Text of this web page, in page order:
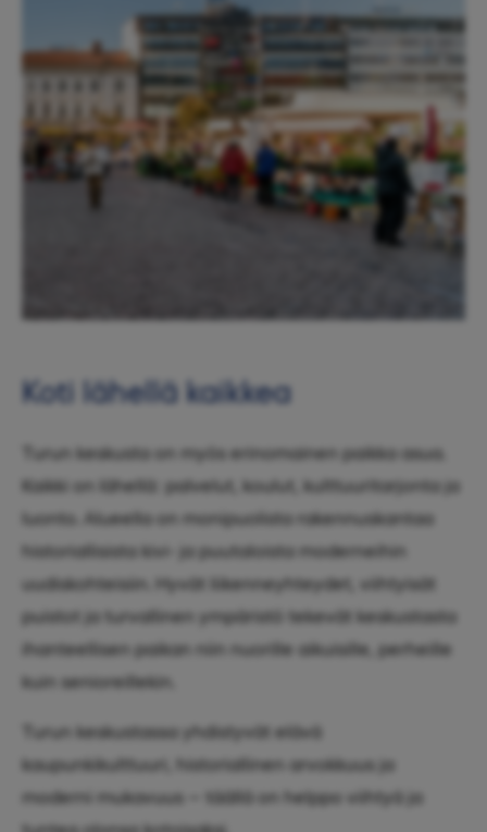
Koti lähellä kaikkea
Turun keskusta on myös erinomainen paikka asua.
Kaikki on lähellä: palvelut, koulut, kulttuuritarjonta ja
luonto. Alueella on monipuolista rakennuskantaa
historiallisista kivi- ja puutaloista moderneihin
uudiskohteisiin. Hyvät liikenneyhteydet, viihtyisät
puistot ja turvallinen ympäristö tekevät keskustasta
ihanteellisen paikan niin nuorille aikuisille, perheille
kuin senioreillekin.
Turun keskustassa yhdistyvät elävä
kaupunkikulttuuri, historiallinen arvokkuus ja
moderni mukavuus – täällä on helppo viihtyä ja